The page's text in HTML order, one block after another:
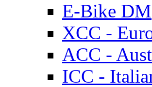
E-Bike DM
XCC -
ACC -
ICC -